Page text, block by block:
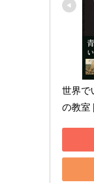
世界で
の教室